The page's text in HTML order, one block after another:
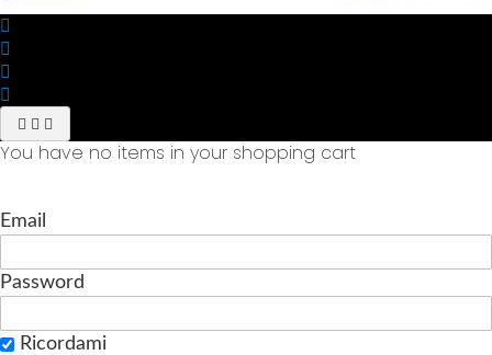
You have no items in your shopping cart
Email
Password
Ricordami